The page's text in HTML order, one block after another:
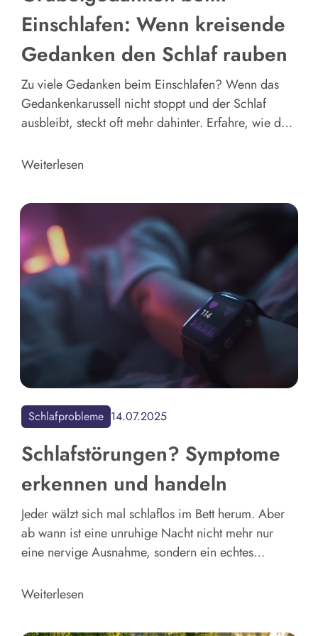
Einschlafen: Wenn kreisende
Gedanken den Schlaf rauben
Zu viele Gedanken beim Einschlafen? Wenn das
Gedankenkarussell nicht stoppt und der Schlaf
ausbleibt, steckt oft mehr dahinter. Erfahre, wie du
kommst.
Weiterlesen
Schlafprobleme 14.07.2025
Schlafstörungen? Symptome
erkennen und handeln
Jeder wälzt sich mal schlaflos im Bett herum. Aber
ab wann ist eine unruhige Nacht nicht mehr nur
eine nervige Ausnahme, sondern ein echtes
Grenze zur Schlafstörung verläuft und auf welche
Weiterlesen